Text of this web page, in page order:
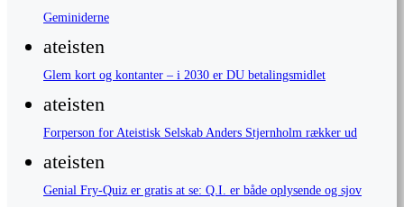
Geminiderne
ateisten
Glem kort og kontanter – i 2030 er DU betalingsmidlet
ateisten
Forperson for Ateistisk Selskab Anders Stjernholm rækker ud
ateisten
Genial Fry-Quiz er gratis at se: Q.I. er både oplysende og sjov